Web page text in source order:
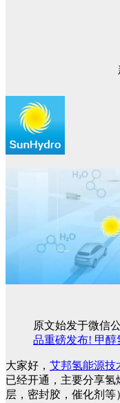
原文始发于微信
品重磅发布! 甲醇
大家好， 艾邦氢能源技
已经开通，主要分享
层，密封胶，催化剂